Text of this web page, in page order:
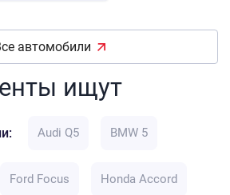
автомобили
ищут
Audi Q5 BMW 5
Ford Focus Honda Accord